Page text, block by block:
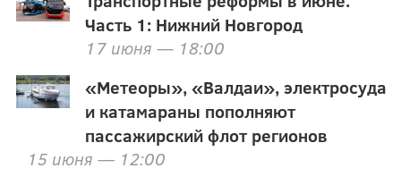
Часть 1: Нижний Новгород
17 июня — 18:00
«Метеоры», «Валдаи», электросуда
и катамараны пополняют
пассажирский флот регионов
15 июня — 12:00